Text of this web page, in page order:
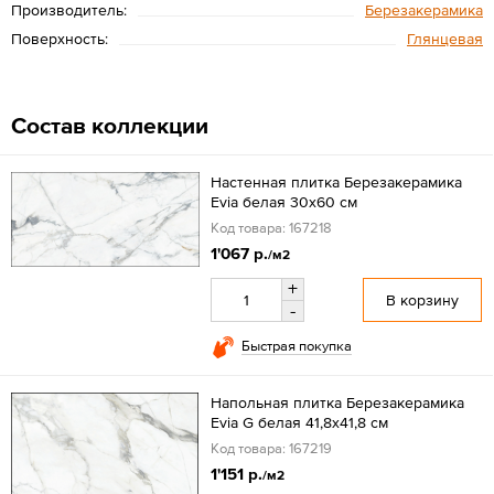
Производитель:
Березакерамика
Поверхность:
Глянцевая
Состав коллекции
Настенная плитка Березакерамика
Evia белая 30x60 см
Код товара: 167218
1'067 р./м2
+
-
В корзину
Быстрая покупка
Напольная плитка Березакерамика
Evia G белая 41,8x41,8 см
Код товара: 167219
1'151 р./м2